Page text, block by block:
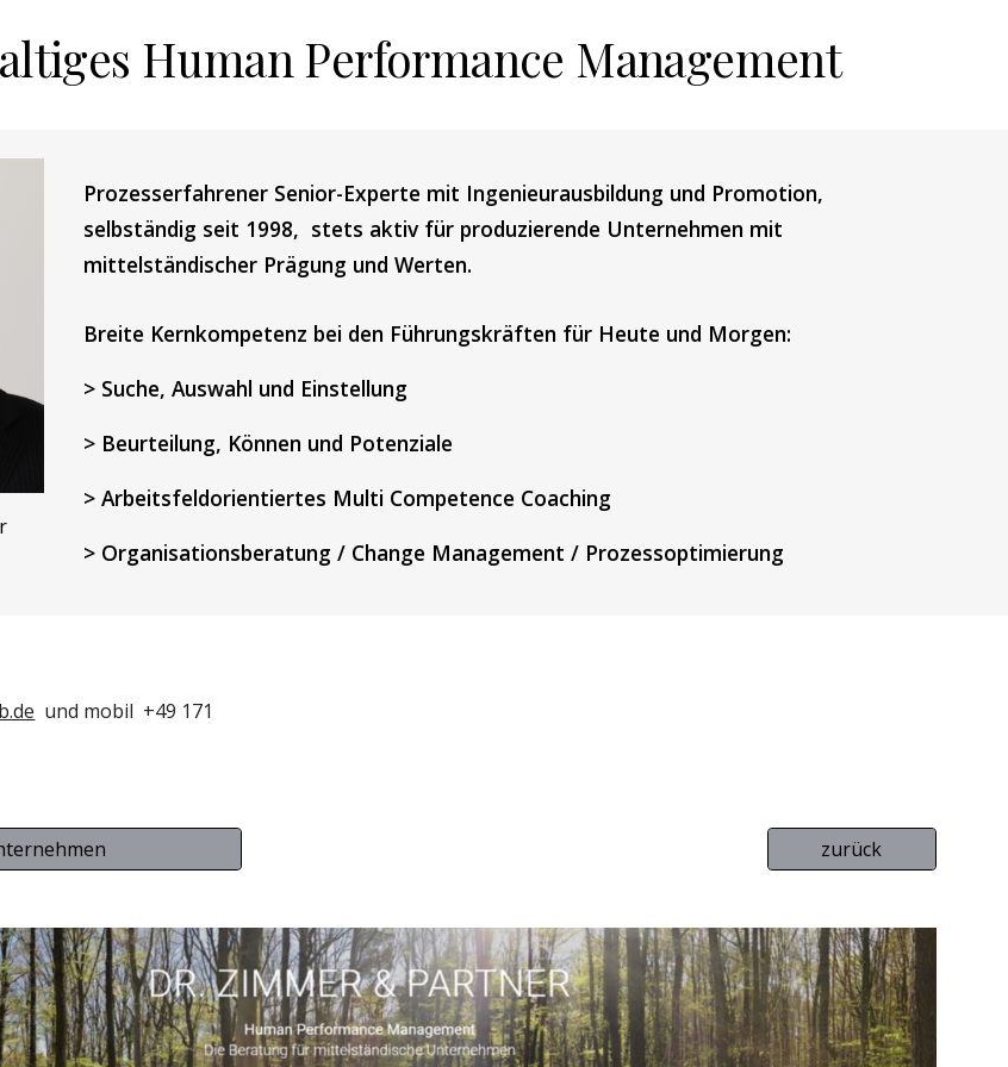
Human Performance Management
Prozesserfahrener Senior-Experte mit Ingenieurausbildung und Promotion,
selbständig seit 1998,  stets aktiv für produzierende Unternehmen mit
mittelständischer Prägung und Werten.
Breite Kernkompetenz bei den Führungskräften für Heute und Morgen:
> Suche, Auswahl und Einstellung
> Beurteilung, Können und Potenziale
> Arbeitsfeldorientiertes Multi Competence Coaching
> Organisationsberatung / Change Management / Prozessoptimierung
  und mobil  +49 171
zurück